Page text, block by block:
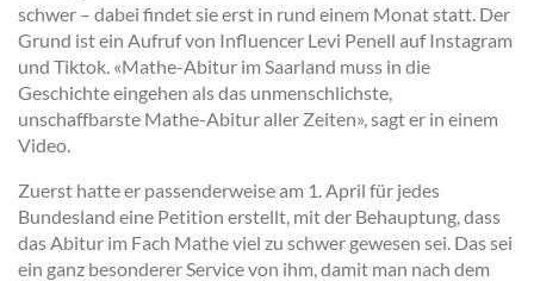
schwer – dabei findet sie erst in rund einem Monat statt. Der
Grund ist ein Aufruf von Influencer Levi Penell auf Instagram
und Tiktok. «Mathe-Abitur im Saarland muss in die
Geschichte eingehen als das unmenschlichste,
unschaffbarste Mathe-Abitur aller Zeiten», sagt er in einem
Video.
Zuerst hatte er passenderweise am 1. April für jedes
Bundesland eine Petition erstellt, mit der Behauptung, dass
das Abitur im Fach Mathe viel zu schwer gewesen sei. Das sei
ein ganz besonderer Service von ihm, damit man nach dem